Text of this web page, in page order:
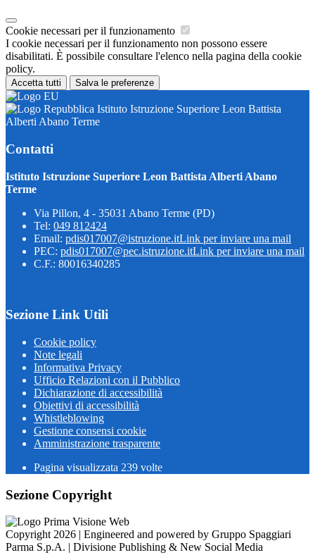
Cookie necessari per il funzionamento
I cookie necessari per il funzionamento non possono essere
disabilitati. È possibile consultare l'elenco nella pagina della cookie
policy.
Accetta tutti Salva le preferenze
Istituto Istruzione Superiore Leon Battista
Alberti Abano Terme
Contatti
Istituto Istruzione Superiore Leon Battista Alberti Abano
Terme
Via Pillon, 4 - 35031 Abano Terme (PD)
Tel: 049 812424
Email: pdis017007@istruzione.itLink per inviare una mail
PEC: pdis017007@pec.istruzione.itLink per inviare una mail
C.F.: 80016340285
Sezione Link Utili
Cookie policy
Note legali
Informativa Privacy
Ufficio Relazioni con il Pubblico
Dichiarazione di accessibilità
Obiettivi di accessibilità
Whistleblowing
Gestione consensi cookie
Amministrazione trasparente
Pagina visualizzata 239 volte
Sezione Copyright
Copyright 2026 | Engineered and powered by Gruppo Spaggiari
Parma S.p.A. | Divisione Publishing & New Social Media